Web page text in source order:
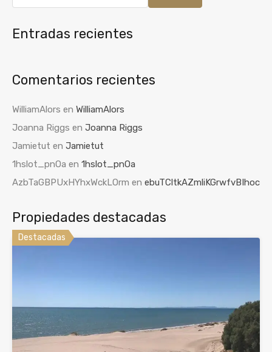
Entradas recientes
Comentarios recientes
WilliamAlors en WilliamAlors
Joanna Riggs en Joanna Riggs
Jamietut en Jamietut
1hslot_pnOa en 1hslot_pnOa
AzbTaGBPUxHYhxWckLOrm en ebuTCltkAZmliKGrwfvBIhoc
Propiedades destacadas
Destacadas